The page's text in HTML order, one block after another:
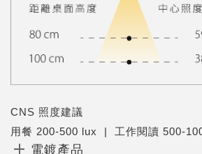
CNS 照度建議
用餐 200-500 lux | 工作閱讀 500-
電鍍產品